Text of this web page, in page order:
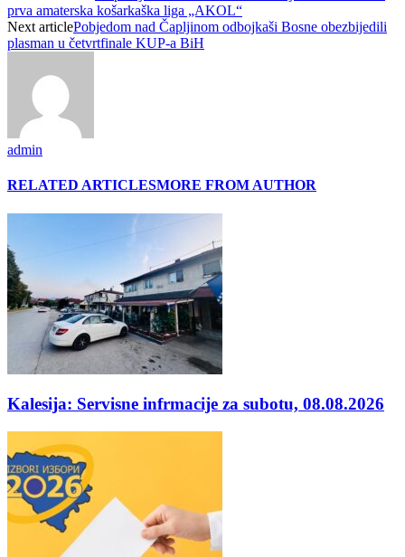
prva amaterska košarkaška liga „AKOL“
Next articlePobjedom nad Čapljinom odbojkaši Bosne obezbijedili
plasman u četvrtfinale KUP-a BiH
admin
RELATED ARTICLESMORE FROM AUTHOR
Kalesija: Servisne infrmacije za subotu, 08.08.2026